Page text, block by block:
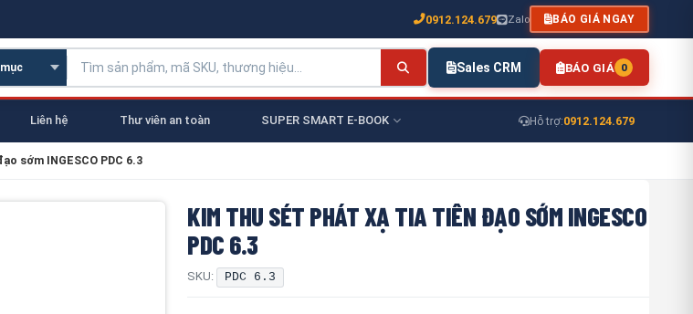
0912.124.679 Zalo BÁO GIÁ NGAY
Sales CRM BÁO GIÁ 0
Liên hệ Thư viên an toàn SUPER SMART E-BOOK Hỗ trợ:0912.124.679
sớm INGESCO PDC 6.3
KIM THU SÉT PHÁT XẠ TIA TIÊN ĐẠO SỚM INGESCO
PDC 6.3
SKU: PDC 6.3